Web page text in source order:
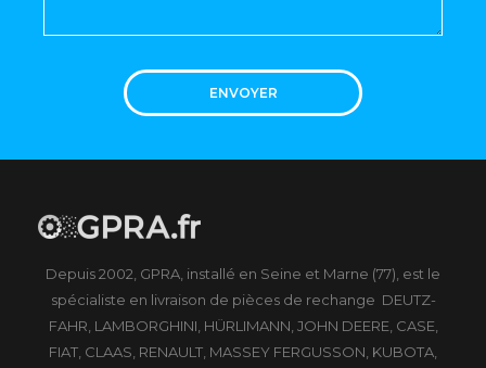
ENVOYER
Depuis 2002, GPRA, installé en Seine et Marne (77), est le
spécialiste en livraison de pièces de rechange DEUTZ-
FAHR, LAMBORGHINI, HÜRLIMANN, JOHN DEERE, CASE,
FIAT, CLAAS, RENAULT, MASSEY FERGUSSON, KUBOTA,